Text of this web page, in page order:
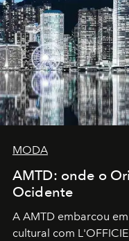
MODA
AMTD: onde o
Ocidente
A AMTD embarcou
cultural com